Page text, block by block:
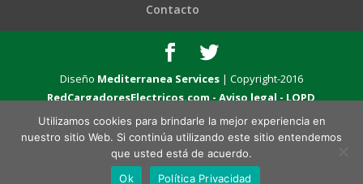
Contacto
Diseño Mediterranea Services| Copyright-2016
RedCargadoresElectricos.com -Aviso legal - LOPD
Utilizamos cookies para brindarle la mejor experiencia en
nuestro sitio Web. Si continúa utilizando este sitio entendemos
que usted está de acuerdo.
Ok
Política Privacidad